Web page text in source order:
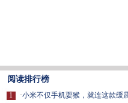
阅读排行榜
1
·小米不仅手机耍猴，就连这款缓